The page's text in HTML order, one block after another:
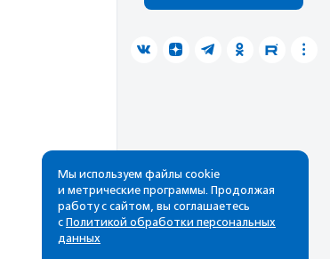
Мы используем файлы cookie
и метрические программы. Продолжая
работу с сайтом, вы соглашаетесь
с Политикой обработки персональных
данных